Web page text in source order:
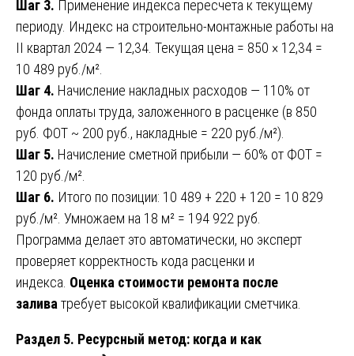
Шаг 3. Применение индекса пересчета к текущему
периоду. Индекс на строительно-монтажные работы на
II квартал 2024 — 12,34. Текущая цена = 850 × 12,34 =
10 489 руб./м².
Шаг 4. Начисление накладных расходов — 110% от
фонда оплаты труда, заложенного в расценке (в 850
руб. ФОТ ~ 200 руб., накладные = 220 руб./м²).
Шаг 5. Начисление сметной прибыли — 60% от ФОТ =
120 руб./м².
Шаг 6. Итого по позиции: 10 489 + 220 + 120 = 10 829
руб./м². Умножаем на 18 м² = 194 922 руб.
Программа делает это автоматически, но эксперт
проверяет корректность кода расценки и
индекса. Оценка стоимости ремонта после
залива требует высокой квалификации сметчика.
Раздел 5. Ресурсный метод: когда и как